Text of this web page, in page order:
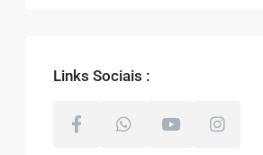
Links Sociais :